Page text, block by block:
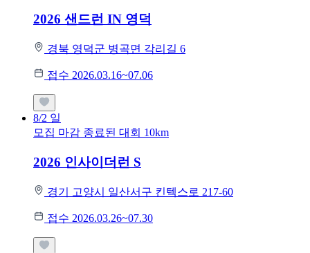
2026 샌드런 IN 영덕
경북 영덕군 병곡면 각리길 6
접수 2026.03.16~07.06
8/2 일
모집 마감 종료된 대회 10km
2026 인사이더런 S
경기 고양시 일산서구 킨텍스로 217-60
접수 2026.03.26~07.30